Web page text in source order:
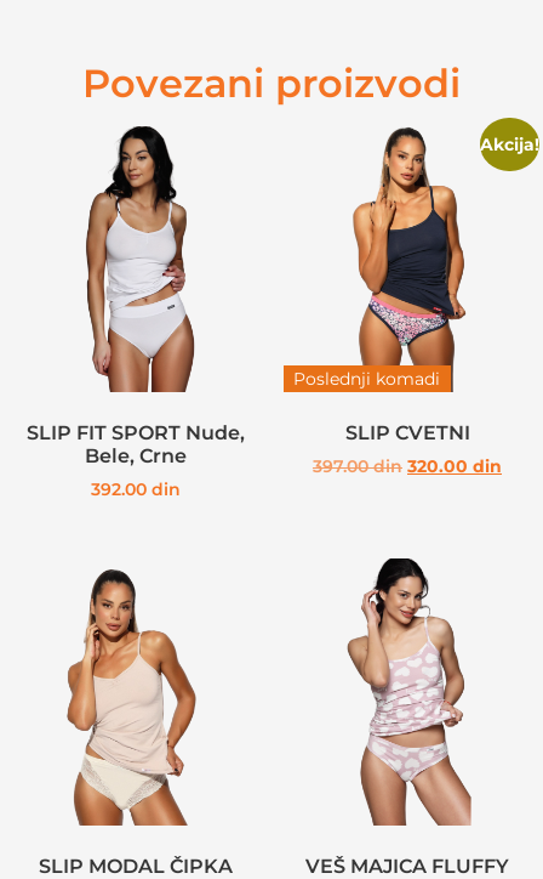
Povezani proizvodi
SLIP FIT SPORT Nude,
Bele, Crne
392.00 din
Akcija!
Poslednji komadi
SLIP CVETNI
397.00din 320.00 din
SLIP MODAL ČIPKA VEŠ MAJICA FLUFFY